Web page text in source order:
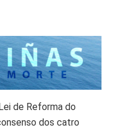
de Reforma do
dos catro